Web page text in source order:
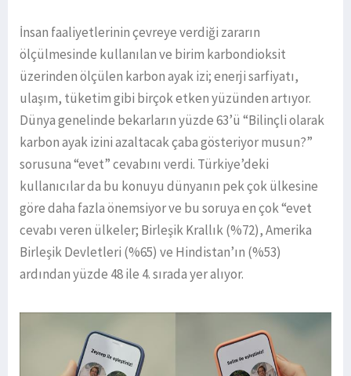
İnsan faaliyetlerinin çevreye verdiği zararın
ölçülmesinde kullanılan ve birim karbondioksit
üzerinden ölçülen karbon ayak izi; enerji sarfiyatı,
ulaşım, tüketim gibi birçok etken yüzünden artıyor.
Dünya genelinde bekarların yüzde 63’ü “Bilinçli olarak
karbon ayak izini azaltacak çaba gösteriyor musun?”
sorusuna “evet” cevabını verdi. Türkiye’deki
kullanıcılar da bu konuyu dünyanın pek çok ülkesine
göre daha fazla önemsiyor ve bu soruya en çok “evet
cevabı veren ülkeler; Birleşik Krallık (%72), Amerika
Birleşik Devletleri (%65) ve Hindistan’ın (%53)
ardından yüzde 48 ile 4. sırada yer alıyor.